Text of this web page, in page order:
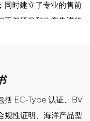
同时建立了专业的售前
不仅研发和生产先进的
质量管理体系认证、
职业健康安全管
可证和中华人民共和国
括 EC-Type 认证、BV
规性证明、海洋产品型